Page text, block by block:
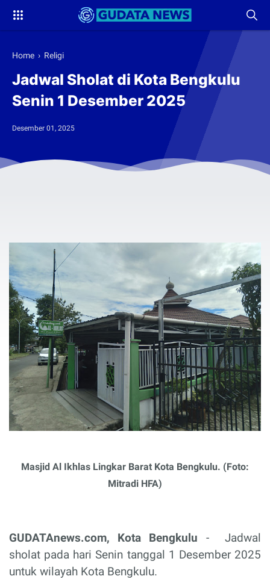
Home › Religi
Jadwal Sholat di Kota Bengkulu
Senin 1 Desember 2025
Desember 01, 2025
Masjid Al Ikhlas Lingkar Barat Kota Bengkulu. (Foto:
Mitradi HFA)
GUDATAnews.com, Kota Bengkulu -
Jadwal
sholat pada hari Senin tanggal 1 Desember 2025
untuk wilayah Kota Bengkulu.